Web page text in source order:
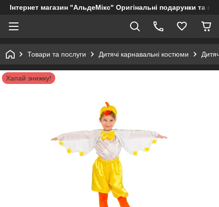
Інтернет магазин "АльдеМікс" Оригінальні подарунки та
Товари та послуги Дитячі карнавальні костюми
Хапай знижку!